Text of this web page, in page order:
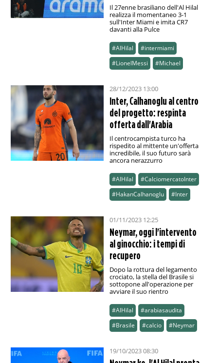
Il 27enne brasiliano dell'Al Hilal
realizza il momentaneo 3-1
sull'Inter Miami e imita CR7
davanti alla Pulce
#AlHilal
#intermiami
#LionelMessi
#Michael
28/12/2023 13:00
Inter, Calhanoglu al centro
del progetto: respinta
offerta dall'Arabia
Il centrocampista turco ha
rispedito al mittente un'offerta
incredibile, il suo futuro sarà
ancora nerazzurro
#AlHilal
#CalciomercatoInter
#HakanCalhanoglu
#Inter
01/11/2023 12:25
Neymar, oggi l'intervento
al ginocchio: i tempi di
recupero
Dopo la rottura del legamento
crociato, la stella del Brasile si
sottopone all'operazione per
avviare il suo rientro
#AlHilal
#arabiasaudita
#Brasile
#calcio #Neymar
19/10/2023 08:30